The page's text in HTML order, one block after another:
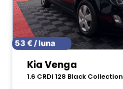
53 € / luna
Kia Venga
1.6 CRDi 128 Black Collection